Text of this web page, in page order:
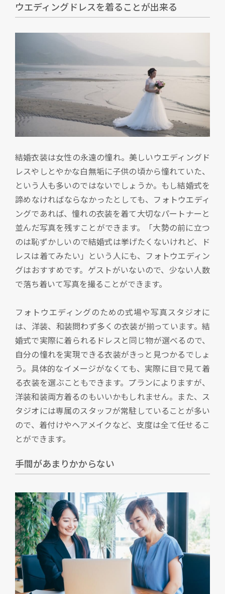
ウエディングドレスを着ることが出来る
結婚衣装は女性の永遠の憧れ。美しいウエディングド
レスやしとやかな白無垢に子供の頃から憧れていた、
という人も多いのではないでしょうか。もし結婚式を
諦めなければならなかったとしても、フォトウエディ
ングであれば、憧れの衣装を着て大切なパートナーと
並んだ写真を残すことができます。「大勢の前に立つ
のは恥ずかしいので結婚式は挙げたくないけれど、ド
レスは着てみたい」という人にも、フォトウエディン
グはおすすめです。ゲストがいないので、少ない人数
で落ち着いて写真を撮ることができます。
フォトウエディングのための式場や写真スタジオに
は、洋装、和装問わず多くの衣装が揃っています。結
婚式で実際に着られるドレスと同じ物が選べるので、
自分の憧れを実現できる衣装がきっと見つかるでしょ
う。具体的なイメージがなくても、実際に目で見て着
る衣装を選ぶこともできます。プランによりますが、
洋装和装両方着るのもいいかもしれません。また、ス
タジオには専属のスタッフが常駐していることが多い
ので、着付けやヘアメイクなど、支度は全て任せるこ
とができます。
手間があまりかからない